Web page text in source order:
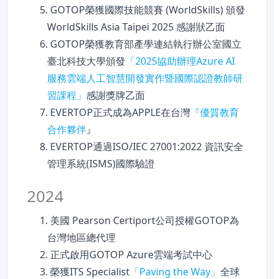
5. GOTOP榮獲國際技能競賽 (WorldSkills) 頒發
WorldSkills Asia Taipei 2025 感謝狀乙面
6. GOTOP榮獲教育部產學連結執行辦公室國立
臺北科技大學頒發 「2025協助辦理Azure AI
服務雲端人工智慧開發實作暨國際認證教師研
習課程」感謝獎牌乙面
7. EVERTOP正式成為APPLE在台灣 『優質教育
合作夥伴』
8. EVERTOP通過ISO/IEC 27001:2022 資訊安全
管理系統(ISMS)國際驗證
2024
1. 美國 Pearson Certiport公司授權GOTOP為
台灣地區總代理
2. 正式啟用GOTOP Azure雲端考試中心
3. 榮獲ITS Specialist 「Paving the Way」全球